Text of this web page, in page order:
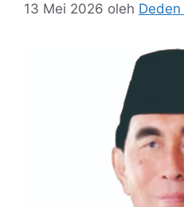
13 Mei 2026 oleh